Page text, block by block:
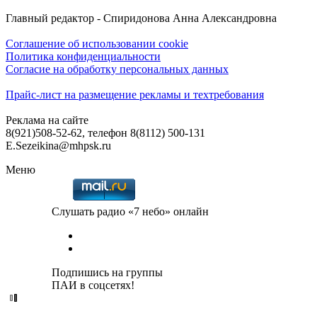
Главный редактор - Спиридонова Анна Александровна
Соглашение об использовании cookie
Политика конфиденциальности
Согласие на обработку персональных данных
Прайс-лист на размещение рекламы и техтребования
Реклама на сайте
8(921)508-52-62, телефон 8(8112) 500-131
E.Sezeikina@mhpsk.ru
Меню
Слушать радио «7 небо» онлайн
Подпишись на группы
ПАИ в соцсетях!